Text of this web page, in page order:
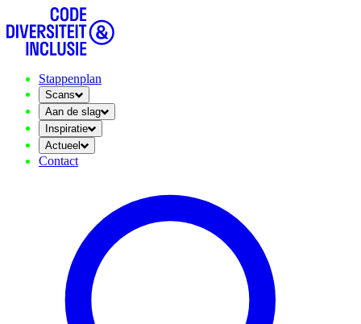
Stappenplan
Scans
Aan de slag
Inspiratie
Actueel
Contact